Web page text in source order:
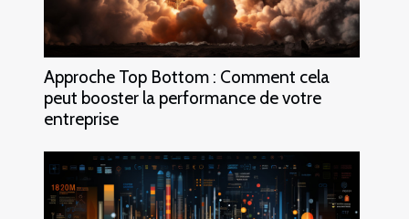
Approche Top Bottom : Comment cela
peut booster la performance de votre
entreprise